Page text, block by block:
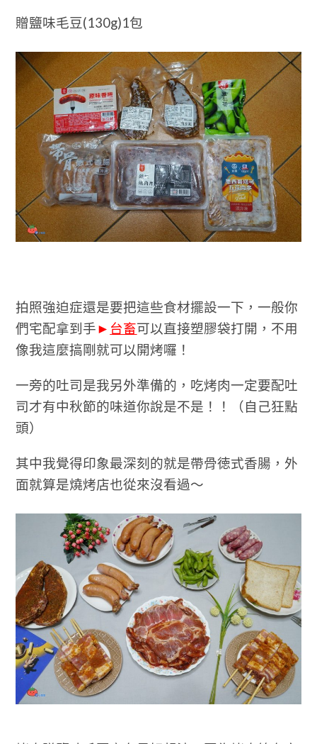
贈鹽味毛豆(130g)1包
拍照強迫症還是要把這些食材擺設一下，一般你
們宅配拿到手► 台畜可以直接塑膠袋打開，不用
像我這麼搞剛就可以開烤囉！
一旁的吐司是我另外準備的，吃烤肉一定要配吐
司才有中秋節的味道你說是不是！！（自己狂點
頭）
其中我覺得印象最深刻的就是帶骨徳式香腸，外
面就算是燒烤店也從來沒看過～